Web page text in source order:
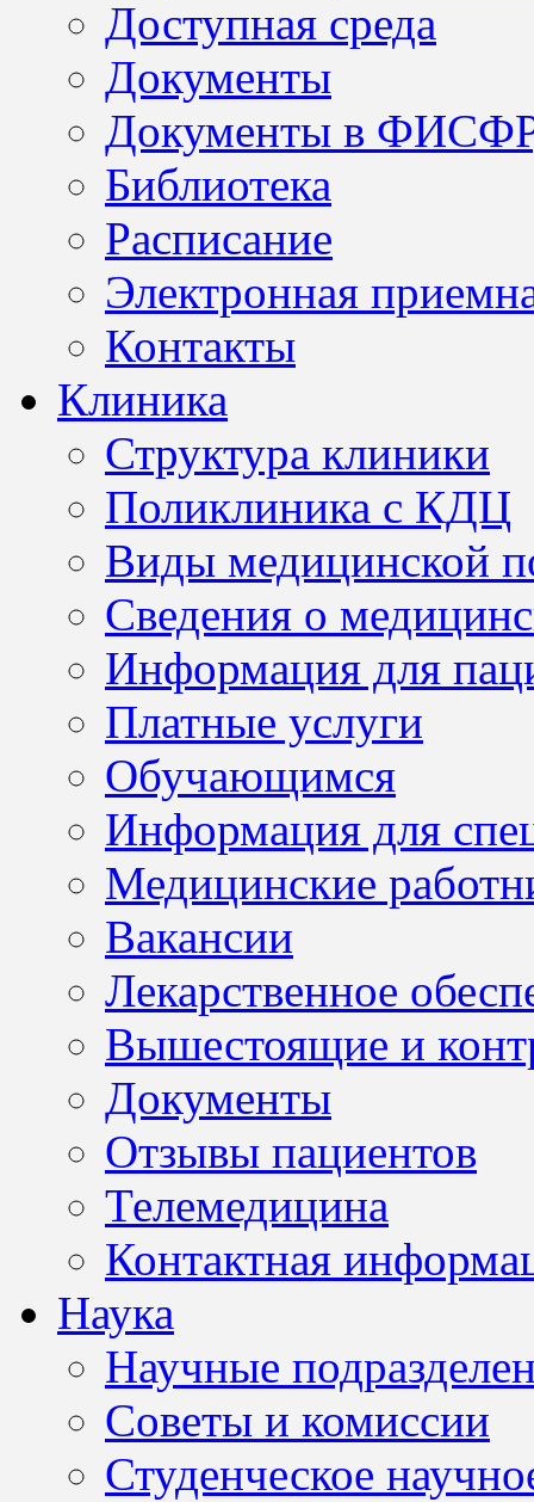
Доступная среда
Документы
Документы в
Библиотека
Расписание
Электронная
Контакты
Клиника
Структура клиники
Поликлиника с КДЦ
Виды медицинской
Сведения о
Информация для
Платные услуги
Обучающимся
Информация для
Медицинские
Вакансии
Лекарственное
Вышестоящие и
Документы
Отзывы пациентов
Телемедицина
Контактная
Наука
Научные
Советы и комиссии
Студенческое